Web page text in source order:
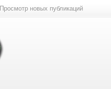
Просмотр новых публикаций